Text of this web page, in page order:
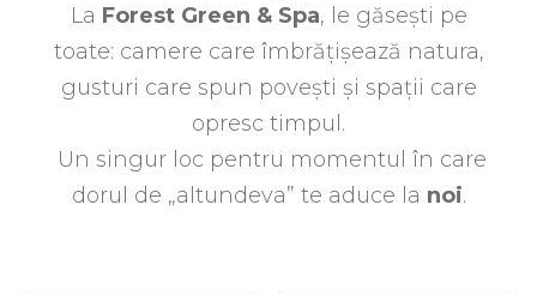
La Forest Green & Spa, le găsești pe
toate: camere care îmbrățișează natura,
gusturi care spun povești și spații care
opresc timpul.
Un singur loc pentru momentul în care
dorul de „altundeva” te aduce la noi.